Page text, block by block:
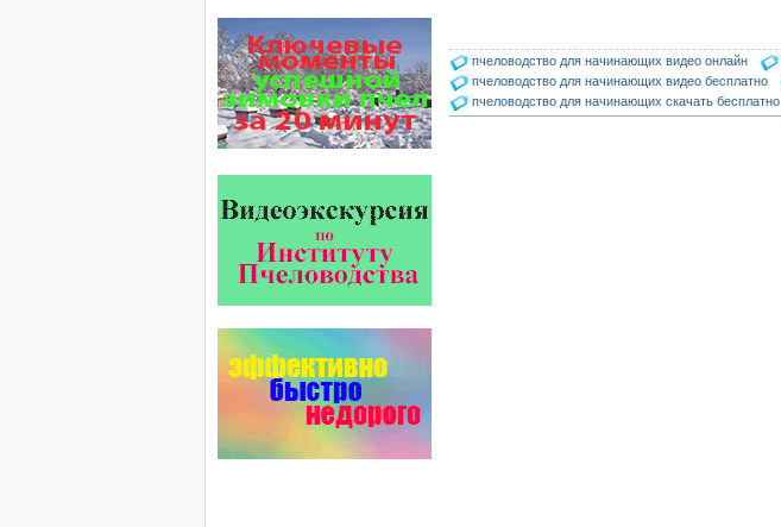
показатели сохранности
пчел и рентабельность
пасеки.
Язык танцев и звуков
Пчелы общаются с помощью
языка танцев и звуков. Это…
Пчеловоды-долгожители
статистического
исследования по
долгожителям старше 100
лет…
Безукоризненно сильное
комплексного оздоровления
от болезней пчел и
повышения рентабельности
пасеки.
Апидез, Варроадез, Амипол-Т,
Апирой, Апистоп, Бипин-Т,
Полисан и Гармония…
пчеловодство для начинающих видео онлайн
пчеловодство для начинающих видео бесплатно
пчеловодство для начинающих скачать бесплатно